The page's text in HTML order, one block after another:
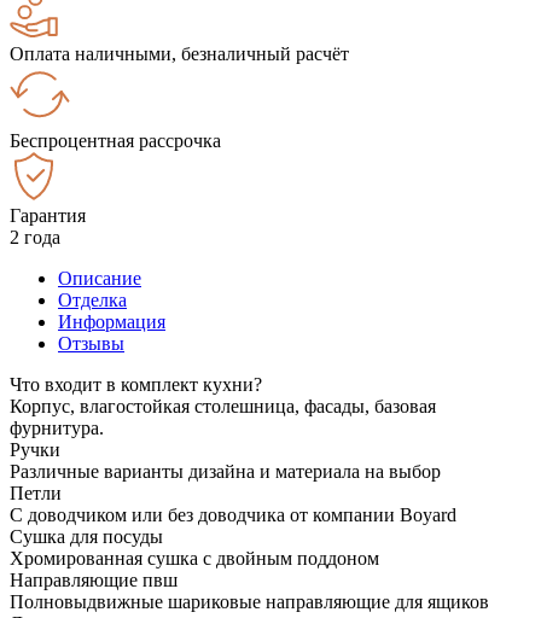
Оплата наличными, безналичный расчёт
Беспроцентная рассрочка
Гарантия
2 года
Описание
Отделка
Информация
Отзывы
Что входит в комплект кухни?
Корпус, влагостойкая столешница, фасады, базовая
фурнитура.
Ручки
Различные варианты дизайна и материала на выбор
Петли
С доводчиком или без доводчика от компании Boyard
Сушка для посуды
Хромированная сушка с двойным поддоном
Направляющие пвш
Полновыдвижные шариковые направляющие для ящиков